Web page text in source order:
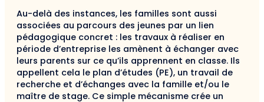
Au-delà des instances, les familles sont aussi
associées au parcours des jeunes par un lien
pédagogique concret : les travaux à réaliser en
période d’entreprise les amènent à échanger avec
leurs parents sur ce qu’ils apprennent en classe. Ils
appellent cela le plan d’études (PE), un travail de
recherche et d’échanges avec la famille et/ou le
maître de stage. Ce simple mécanisme crée un